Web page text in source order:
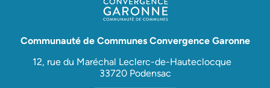
Communauté de Communes Convergence Garonne
12, rue du Maréchal Leclerc-de-Hauteclocque
33720 Podensac